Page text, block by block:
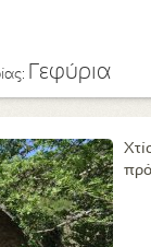
Γεφύρια